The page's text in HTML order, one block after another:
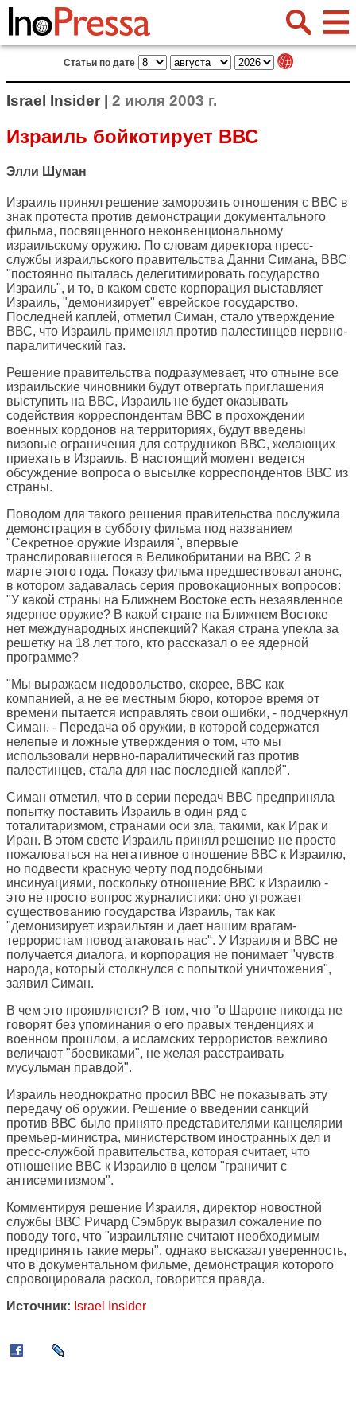
Статьи по дате
Israel Insider | 2 июля 2003 г.
Израиль бойкотирует ВВС
Элли Шуман
Израиль принял решение заморозить отношения с ВВС в
знак протеста против демонстрации документального
фильма, посвященного неконвенциональному
израильскому оружию. По словам директора пресс-
службы израильского правительства Данни Симана, ВВС
"постоянно пыталась делегитимировать государство
Израиль", и то, в каком свете корпорация выставляет
Израиль, "демонизирует" еврейское государство.
Последней каплей, отметил Симан, стало утверждение
ВВС, что Израиль применял против палестинцев нервно-
паралитический газ.
Решение правительства подразумевает, что отныне все
израильские чиновники будут отвергать приглашения
выступить на ВВС, Израиль не будет оказывать
содействия корреспондентам ВВС в прохождении
военных кордонов на территориях, будут введены
визовые ограничения для сотрудников ВВС, желающих
приехать в Израиль. В настоящий момент ведется
обсуждение вопроса о высылке корреспондентов ВВС из
страны.
Поводом для такого решения правительства послужила
демонстрация в субботу фильма под названием
"Секретное оружие Израиля", впервые
транслировавшегося в Великобритании на ВВС 2 в
марте этого года. Показу фильма предшествовал анонс,
в котором задавалась серия провокационных вопросов:
"У какой страны на Ближнем Востоке есть незаявленное
ядерное оружие? В какой стране на Ближнем Востоке
нет международных инспекций? Какая страна упекла за
решетку на 18 лет того, кто рассказал о ее ядерной
программе?
"Мы выражаем недовольство, скорее, ВВС как
компанией, а не ее местным бюро, которое время от
времени пытается исправлять свои ошибки, - подчеркнул
Симан. - Передача об оружии, в которой содержатся
нелепые и ложные утверждения о том, что мы
использовали нервно-паралитический газ против
палестинцев, стала для нас последней каплей".
Симан отметил, что в серии передач ВВС предприняла
попытку поставить Израиль в один ряд с
тоталитаризмом, странами оси зла, такими, как Ирак и
Иран. В этом свете Израиль принял решение не просто
пожаловаться на негативное отношение ВВС к Израилю,
но подвести красную черту под подобными
инсинуациями, поскольку отношение ВВС к Израилю -
это не просто вопрос журналистики: оно угрожает
существованию государства Израиль, так как
"демонизирует израильтян и дает нашим врагам-
террористам повод атаковать нас". У Израиля и ВВС не
получается диалога, и корпорация не понимает "чувств
народа, который столкнулся с попыткой уничтожения",
заявил Симан.
В чем это проявляется? В том, что "о Шароне никогда не
говорят без упоминания о его правых тенденциях и
военном прошлом, а исламских террористов вежливо
величают "боевиками", не желая расстраивать
мусульман правдой".
Израиль неоднократно просил ВВС не показывать эту
передачу об оружии. Решение о введении санкций
против ВВС было принято представителями канцелярии
премьер-министра, министерством иностранных дел и
пресс-службой правительства, которая считает, что
отношение ВВС к Израилю в целом "граничит с
антисемитизмом".
Комментируя решение Израиля, директор новостной
службы ВВС Ричард Сэмбрук выразил сожаление по
поводу того, что "израильтяне считают необходимым
предпринять такие меры", однако высказал уверенность,
что в документальном фильме, демонстрация которого
спровоцировала раскол, говорится правда.
Источник: Israel Insider